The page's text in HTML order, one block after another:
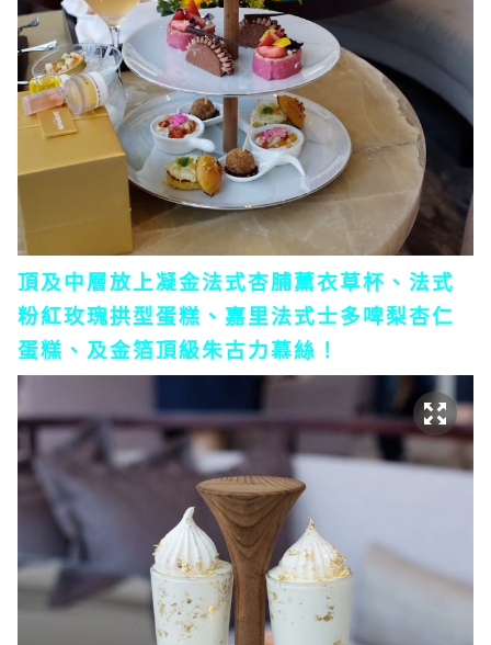
頂及中層放上凝金法式杏脯薰衣草杯、法式
粉紅玫瑰拱型蛋糕、嘉里法式士多啤梨杏仁
蛋糕、及金箔頂級朱古力慕絲！